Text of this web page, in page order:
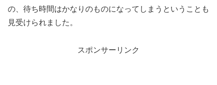
の、待ち時間はかなりのものになってしまうということも
見受けられました。
スポンサーリンク